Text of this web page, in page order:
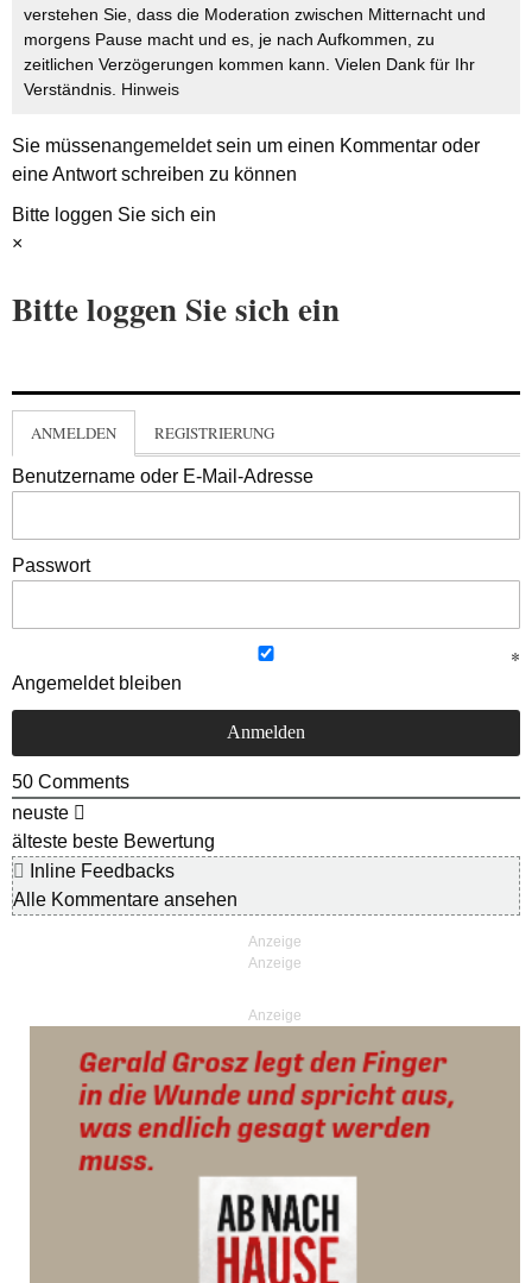
verstehen Sie, dass die Moderation zwischen Mitternacht und
morgens Pause macht und es, je nach Aufkommen, zu
zeitlichen Verzögerungen kommen kann. Vielen Dank für Ihr
Verständnis. Hinweis
Sie müssenangemeldetsein um einen Kommentar oder
eine Antwort schreiben zu können
Bitte loggen Sie sich ein
×
Bitte loggen Sie sich ein
ANMELDEN REGISTRIERUNG
Benutzername oder E-Mail-Adresse
Passwort
Angemeldet bleiben
50 Comments
neuste
älteste beste Bewertung
Inline Feedbacks
Alle Kommentare ansehen
Anzeige